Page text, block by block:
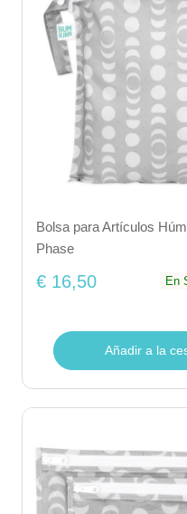
Bolsa para Artículos
Phase
€ 16,50 En
Añadir a la